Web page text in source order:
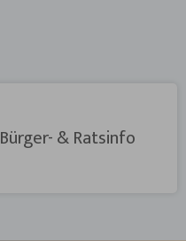
Bürger- & Ratsinfo